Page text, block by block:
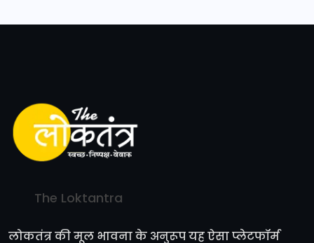
The Loktantra
लोकतंत्र की मूल भावना के अनुरूप यह ऐसा प्लेटफॉर्म